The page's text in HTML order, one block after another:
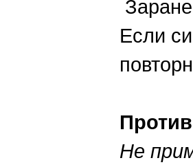
Если
Не